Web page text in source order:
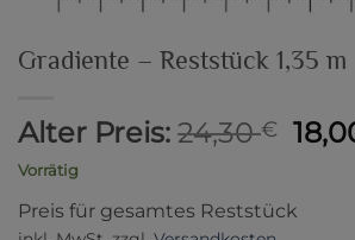
Gradiente – Reststück 1,35 m
Alter Preis: 24,30€
Vorrätig
Preis für gesamtes Reststück